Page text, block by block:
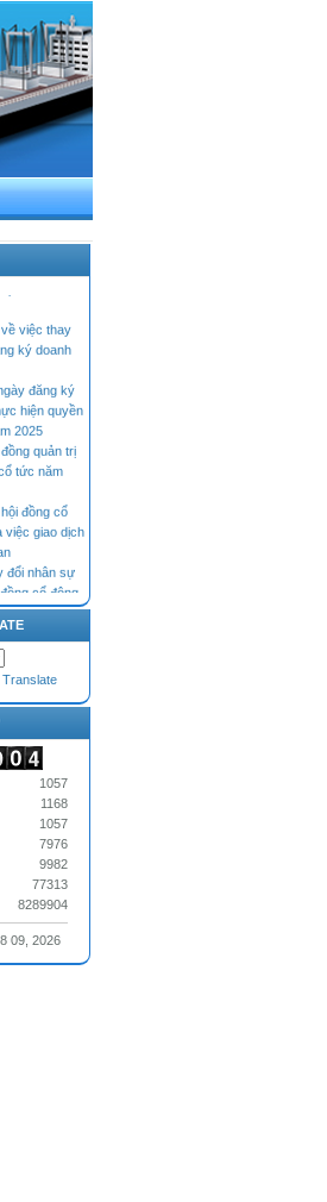
quản trị
chi trả cổ
việc thay
ký doanh
đăng ký
hiện quyền
2025
quản trị
tức năm
đồng cổ
giao dịch
đổi nhân sự
cổ đông
2026 (bản
bổ sung
HĐQT)
Đơn từ nhiệm
Hội đồng quản
Translate
1057
1168
1057
7976
9982
77313
8289904
09, 2026